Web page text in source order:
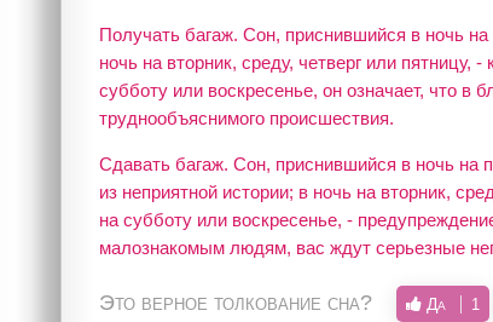
Получать багаж. Сон, приснившийся в ночь
ночь на вторник, среду, четверг или
субботу или воскресенье, он означает, что
труднообъяснимого происшествия.
Сдавать багаж. Сон, приснившийся в ночь на
из неприятной истории; в ночь на вторник,
на субботу или воскресенье, -
малознакомым людям, вас ждут серьезные
Это верное толкование сна? Да 1